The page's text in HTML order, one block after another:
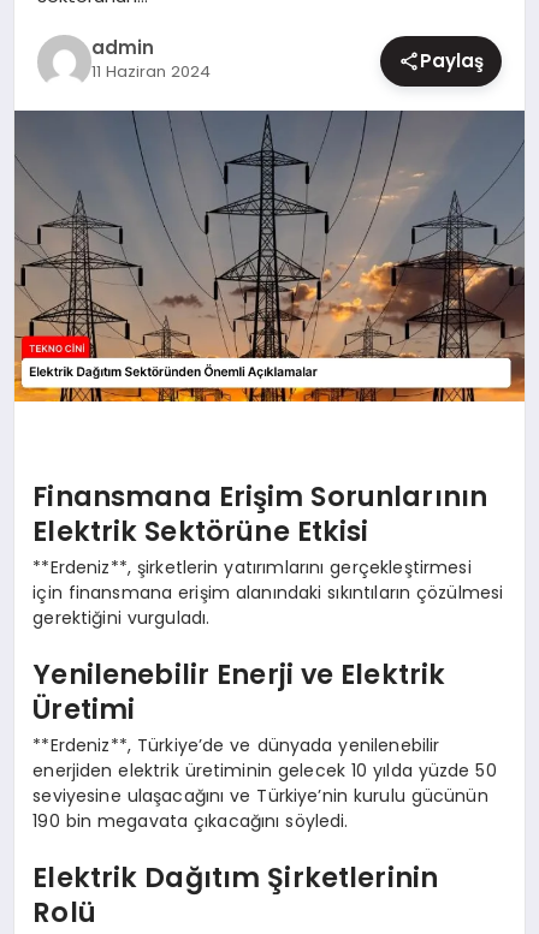
admin
11 Haziran 2024 Paylaş
Finansmana Erişim Sorunlarının
Elektrik Sektörüne Etkisi
**Erdeniz**, şirketlerin yatırımlarını gerçekleştirmesi
için finansmana erişim alanındaki sıkıntıların çözülmesi
gerektiğini vurguladı.
Yenilenebilir Enerji ve Elektrik
Üretimi
**Erdeniz**, Türkiye’de ve dünyada yenilenebilir
enerjiden elektrik üretiminin gelecek 10 yılda yüzde 50
seviyesine ulaşacağını ve Türkiye’nin kurulu gücünün
190 bin megavata çıkacağını söyledi.
Elektrik Dağıtım Şirketlerinin
Rolü